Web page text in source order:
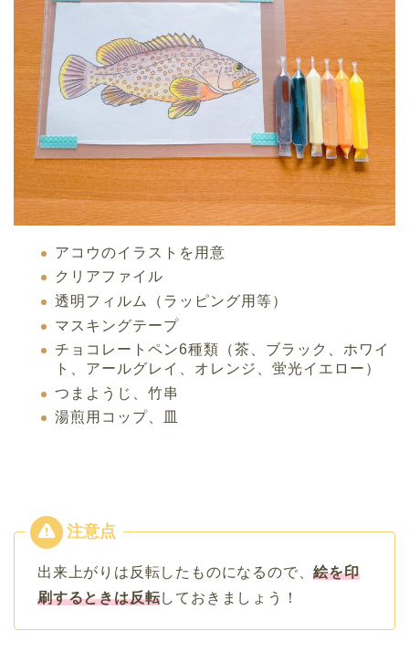
アコウのイラストを用意
クリアファイル
透明フィルム（ラッピング用等）
マスキングテープ
チョコレートペン6種類（茶、ブラック、ホワイ
ト、アールグレイ、オレンジ、蛍光イエロー）
つまようじ、竹串
湯煎用コップ、皿
出来上がりは反転したものになるので、絵を印
刷するときは反転しておきましょう！